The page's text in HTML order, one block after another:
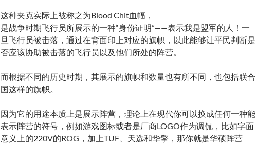
这种夹克实际上被称之为Blood Chit血幅，
是战争时期飞行员所展示的一种“身份证明”——表示我是盟军的人！一
旦飞行员被击落，通过在背面印上对应的旗帜，以此能够让平民判断是
否应该协助被击落的飞行员以及他们所处的阵营。
而根据不同的历史时期，其展示的旗帜和数量也有所不同，也包括联合
国这样的旗帜。
因为它的用途本质上是展示阵营，理论上在现代你可以换成任何一种能
表示阵营的符号，例如游戏图标或者是厂商LOGO作为调侃，比如字面
意义上的220V的ROG，加上TUF、天选和华擎，那你就是华硕阵营